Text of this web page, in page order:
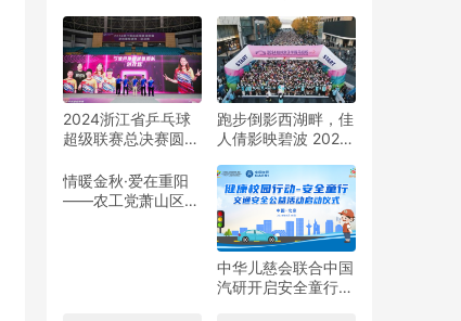
双向奔赴
2024浙江省乒乓球
超级联赛总决赛圆满
跑步倒影西湖畔，佳
人倩影映碧波 2024
靓丽开赛
情暖金秋·爱在重阳
——农工党萧山区基
中华儿慈会联合中国
汽研开启安全童行公